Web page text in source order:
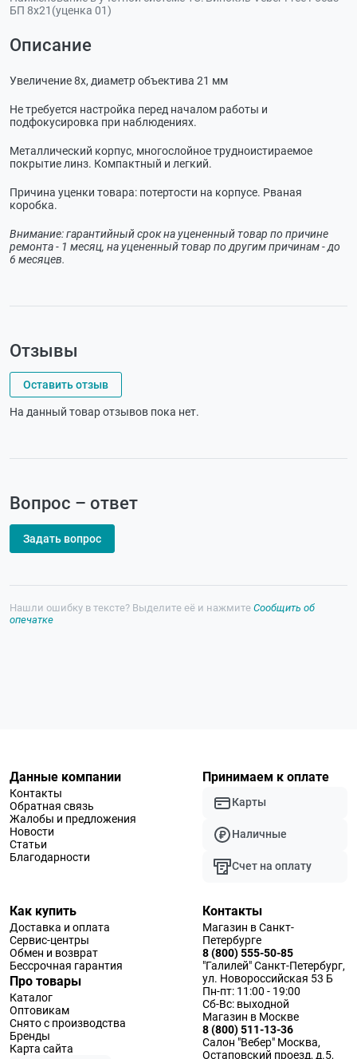
БП 8x21(уценка 01)
Описание
Увеличение 8x, диаметр объектива 21 мм
Не требуется настройка перед началом работы и
подфокусировка при наблюдениях.
Металлический корпус, многослойное трудноистираемое
покрытие линз. Компактный и легкий.
Причина уценки товара: потертости на корпусе. Рваная
коробка.
Внимание: гарантийный срок на уцененный товар по причине
ремонта - 1 месяц, на уцененный товар по другим причинам - до
6 месяцев.
Отзывы
Оставить отзыв
На данный товар отзывов пока нет.
Вопрос – ответ
Задать вопрос
Нашли ошибку в тексте? Выделите её и нажмите Сообщить об
опечатке
Данные компании
Контакты
Обратная связь
Жалобы и предложения
Новости
Статьи
Благодарности
Принимаем к оплате
Карты
Наличные
Счет на оплату
Как купить
Доставка и оплата
Сервис-центры
Обмен и возврат
Бессрочная гарантия
Про товары
Каталог
Оптовикам
Снято с производства
Бренды
Карта сайта
Контакты
Магазин в Санкт-
Петербурге
8 (800) 555-50-85
"Галилей" Санкт-Петербург,
ул. Новороссийская 53 Б
Пн-пт: 11:00 - 19:00
Сб-Вс: выходной
Магазин в Москве
8 (800) 511-13-36
Салон "Вебер" Москва,
Остаповский проезд, д.5,